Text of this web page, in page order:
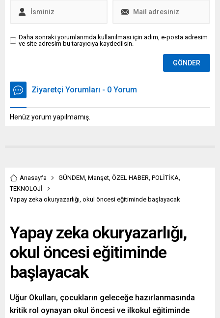
Daha sonraki yorumlarımda kullanılması için adım, e-posta adresim
ve site adresim bu tarayıcıya kaydedilsin.
Ziyaretçi Yorumları - 0 Yorum
Henüz yorum yapılmamış.
Anasayfa GÜNDEM, Manşet, ÖZEL HABER, POLİTİKA,
TEKNOLOJİ
Yapay zeka okuryazarlığı, okul öncesi eğitiminde başlayacak
Yapay zeka okuryazarlığı,
okul öncesi eğitiminde
başlayacak
Uğur Okulları, çocukların geleceğe hazırlanmasında
kritik rol oynayan okul öncesi ve ilkokul eğitiminde